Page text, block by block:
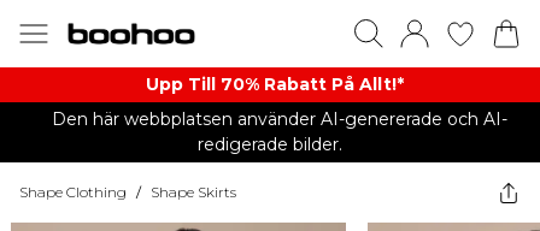
Upp Till 70% Rabatt På Allt!*
Den här webbplatsen använder AI-genererade och AI-
redigerade bilder.
Shape Clothing / Shape Skirts